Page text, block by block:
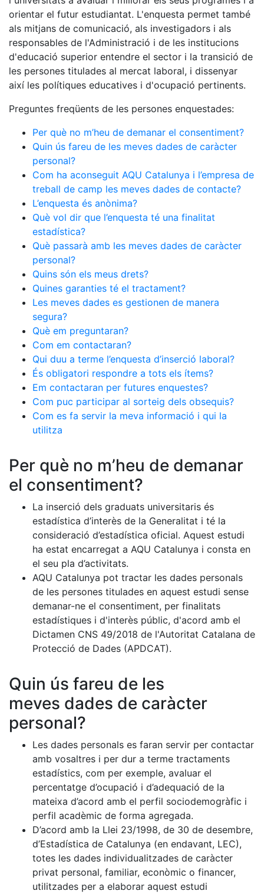
orientar el futur estudiantat. L'enquesta permet també
als mitjans de comunicació, als investigadors i als
responsables de l'Administració i de les institucions
d'educació superior entendre el sector i la transició de
les persones titulades al mercat laboral, i dissenyar
així les polítiques educatives i d'ocupació pertinents.
Preguntes freqüents de les persones enquestades:
Per què no m’heu de demanar el consentiment?
Quin ús fareu de les meves dades de caràcter
personal?
Com ha aconseguit AQU Catalunya i l’empresa de
treball de camp les meves dades de contacte?
L’enquesta és anònima?
Què vol dir que l’enquesta té una finalitat
estadística?
Què passarà amb les meves dades de caràcter
personal?
Quins són els meus drets?
Quines garanties té el tractament?
Les meves dades es gestionen de manera
segura?
Què em preguntaran?
Com em contactaran?
Qui duu a terme l’enquesta d’inserció laboral?
És obligatori respondre a tots els ítems?
Em contactaran per futures enquestes?
Com puc participar al sorteig dels obsequis?
Com es fa servir la meva informació i qui la
utilitza
Per què no m’heu de demanar
el consentiment?
La inserció dels graduats universitaris és
estadística d’interès de la Generalitat i té la
consideració d’estadística oficial. Aquest estudi
ha estat encarregat a AQU Catalunya i consta en
el seu pla d’activitats.
AQU Catalunya pot tractar les dades personals
de les persones titulades en aquest estudi sense
demanar-ne el consentiment, per finalitats
estadístiques i d'interès públic, d'acord amb el
Dictamen CNS 49/2018 de l'Autoritat Catalana de
Protecció de Dades (APDCAT).
Quin ús fareu de les
meves dades de caràcter
personal?
Les dades personals es faran servir per contactar
amb vosaltres i per dur a terme tractaments
estadístics, com per exemple, avaluar el
percentatge d’ocupació i d’adequació de la
mateixa d’acord amb el perfil sociodemogràfic i
perfil acadèmic de forma agregada.
D’acord amb la Llei 23/1998, de 30 de desembre,
d’Estadística de Catalunya (en endavant, LEC),
totes les dades individualitzades de caràcter
privat personal, familiar, econòmic o financer,
utilitzades per a elaborar aquest estudi